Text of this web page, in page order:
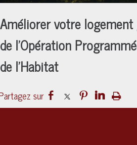
Améliorer votre logement
de l'Opération
de l'Habitat